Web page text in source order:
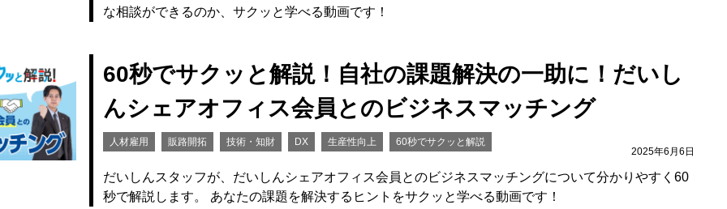
な相談ができるのか、サクッと学べる動画です！
60秒でサクッと解説！自社の課題解決の一助に！だいし
んシェアオフィス会員とのビジネスマッチング
人材雇用 販路開拓 技術・知財 DX 生産性向上
60秒でサクッと解説
2025年6月6日
だいしんスタッフが、だいしんシェアオフィス会員とのビジネスマッチングについて分かりやすく60
秒で解説します。 あなたの課題を解決するヒントをサクッと学べる動画です！